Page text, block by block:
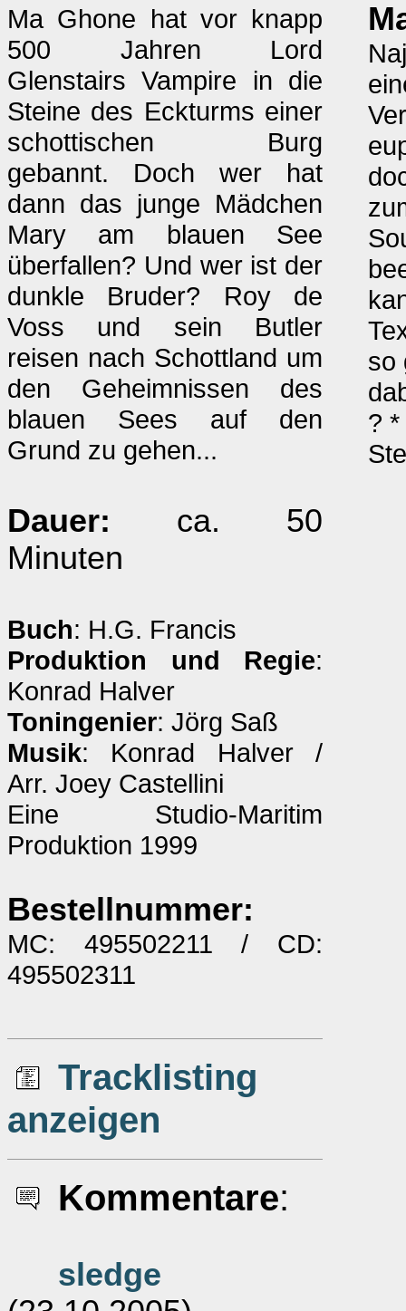
Ma Ghone hat vor knapp
500 Jahren Lord
Glenstairs Vampire in die
Steine des Eckturms einer
schottischen Burg
gebannt. Doch wer hat
dann das junge Mädchen
Mary am blauen See
überfallen? Und wer ist der
dunkle Bruder? Roy de
Voss und sein Butler
reisen nach Schottland um
den Geheimnissen des
blauen Sees auf den
Grund zu gehen...
Dauer: ca. 50
Minuten
Buch: H.G. Francis
Produktion und Regie:
Konrad Halver
Toningenier: Jörg Saß
Musik: Konrad Halver /
Arr. Joey Castellini
Eine Studio-Maritim
Produktion 1999
Bestellnummer:
MC: 495502211 / CD:
495502311
Tracklisting
anzeigen
Kommentare:
sledge
so
?